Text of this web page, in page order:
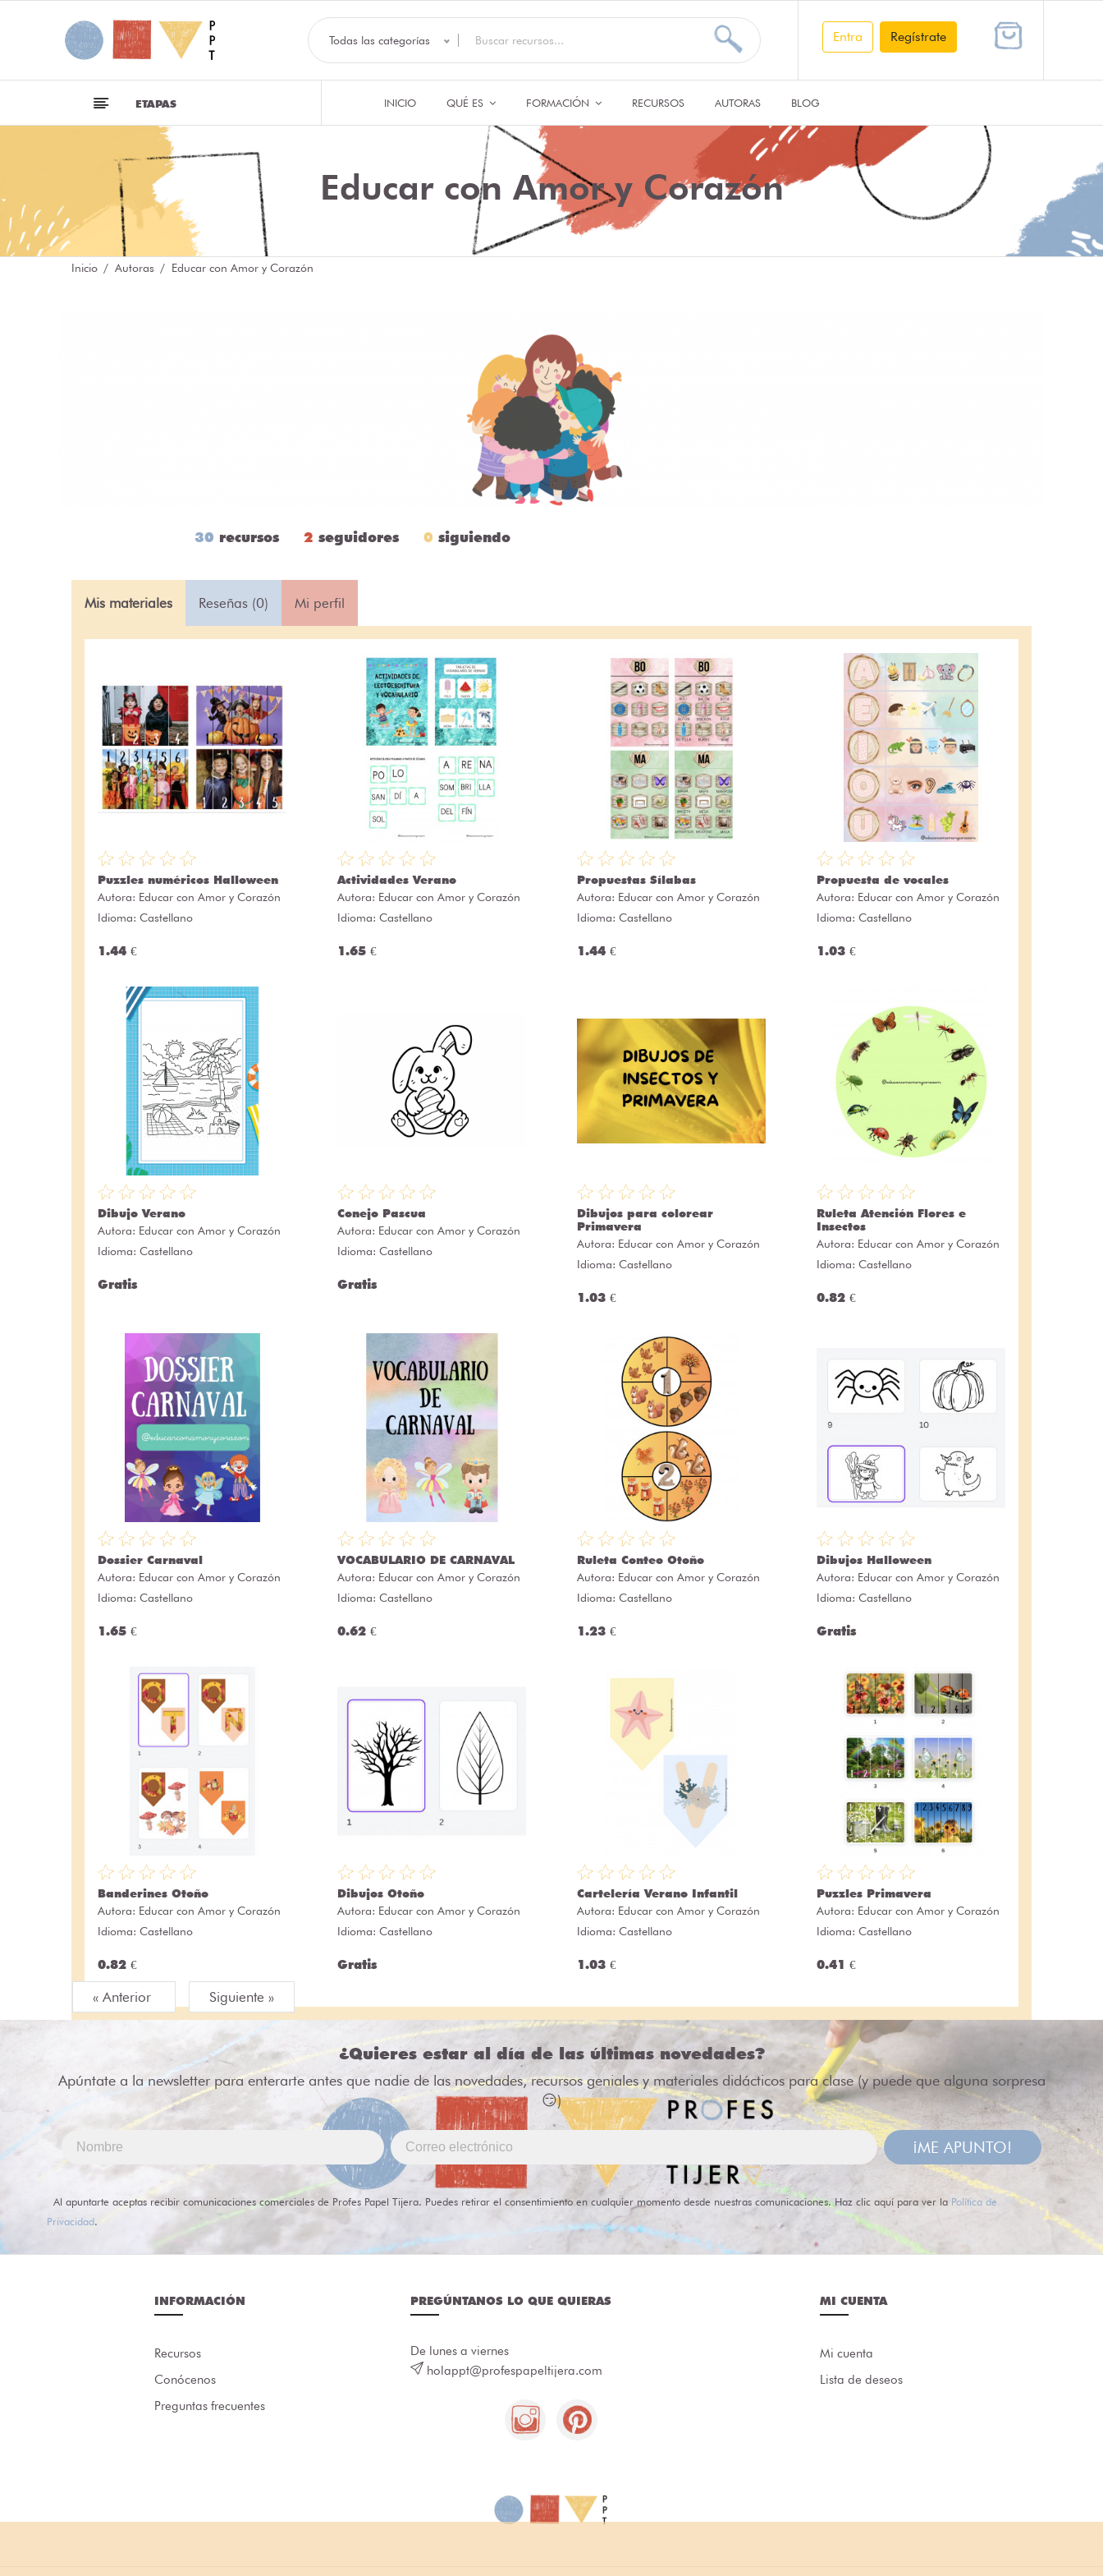
Todas las categorías Entra Regístrate
ETAPAS INICIO QUÉ ES FORMACIÓN RECURSOS AUTORAS BLOG
Educar con Amor y Corazón
Inicio Autoras Educar con Amor y Corazón
30 recursos 2 seguidores 0 siguiendo
Mis materiales Reseñas (0) Mi perfil
Puzzles numéricos Halloween
Autora: Educar con Amor y Corazón
Idioma: Castellano
1.44 €
Actividades Verano
Autora: Educar con Amor y Corazón
Idioma: Castellano
1.65 €
Propuestas Sílabas
Autora: Educar con Amor y Corazón
Idioma: Castellano
1.44 €
Propuesta de vocales
Autora: Educar con Amor y Corazón
Idioma: Castellano
1.03 €
Dibujo Verano
Autora: Educar con Amor y Corazón
Idioma: Castellano
Gratis
Conejo Pascua
Autora: Educar con Amor y Corazón
Idioma: Castellano
Gratis
Dibujos para colorear
Primavera
Autora: Educar con Amor y Corazón
Idioma: Castellano
1.03 €
Ruleta Atención Flores e
Insectos
Autora: Educar con Amor y Corazón
Idioma: Castellano
0.82 €
Dossier Carnaval
Autora: Educar con Amor y Corazón
Idioma: Castellano
1.65 €
VOCABULARIO DE CARNAVAL
Autora: Educar con Amor y Corazón
Idioma: Castellano
0.62 €
Ruleta Conteo Otoño
Autora: Educar con Amor y Corazón
Idioma: Castellano
1.23 €
Dibujos Halloween
Autora: Educar con Amor y Corazón
Idioma: Castellano
Gratis
Banderines Otoño
Autora: Educar con Amor y Corazón
Idioma: Castellano
0.82 €
Dibujos Otoño
Autora: Educar con Amor y Corazón
Idioma: Castellano
Gratis
Cartelería Verano Infantil
Autora: Educar con Amor y Corazón
Idioma: Castellano
1.03 €
Puzzles Primavera
Autora: Educar con Amor y Corazón
Idioma: Castellano
0.41 €
« Anterior Siguiente »
¿Quieres estar al día de las últimas novedades?
Apúntate a la newsletter para enterarte antes que nadie de las novedades, recursos geniales y materiales didácticos para clase (y puede que alguna sorpresa
😏)
¡ME APUNTO!
Al apuntarte aceptas recibir comunicaciones comerciales de Profes Papel Tijera. Puedes retirar el consentimiento en cualquier momento desde nuestras comunicaciones. Haz clic aquí para ver la Política de
Privacidad.
INFORMACIÓN
Recursos
Conócenos
Preguntas frecuentes
PREGÚNTANOS LO QUE QUIERAS
De lunes a viernes
holappt@profespapeltijera.com
MI CUENTA
Mi cuenta
Lista de deseos